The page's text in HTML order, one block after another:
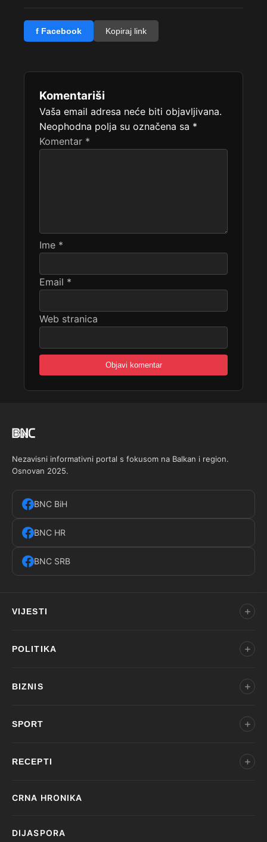
f Facebook Kopiraj link
Komentariši
Vaša email adresa neće biti objavljivana.
Neophodna polja su označena sa *
Komentar *
Ime *
Email *
Web stranica
Nezavisni informativni portal s fokusom na Balkan i region.
Osnovan 2025.
BNC BiH
BNC HR
BNC SRB
VIJESTI
POLITIKA
BIZNIS
SPORT
RECEPTI
CRNA HRONIKA
DIJASPORA